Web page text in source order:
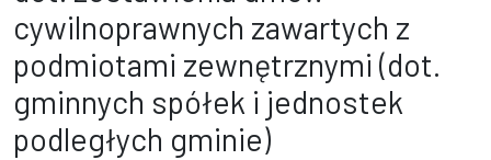
cywilnoprawnych zawartych z
podmiotami zewnętrznymi (dot.
gminnych spółek i jednostek
podległych gminie)